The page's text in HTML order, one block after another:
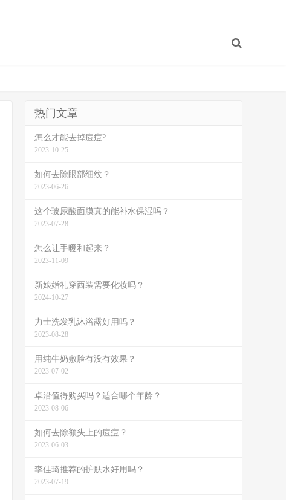
热门文章
怎么才能去掉痘痘?
2023-10-25
如何去除眼部细纹？
2023-06-26
这个玻尿酸面膜真的能补水保湿吗？
2023-07-28
怎么让手暖和起来？
2023-11-09
新娘婚礼穿西装需要化妆吗？
2024-10-27
力士洗发乳沐浴露好用吗？
2023-08-28
用纯牛奶敷脸有没有效果？
2023-07-02
卓沿值得购买吗？适合哪个年龄？
2023-08-06
如何去除额头上的痘痘？
2023-06-03
李佳琦推荐的护肤水好用吗？
2023-07-19